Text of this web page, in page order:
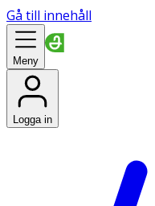
Gå till innehåll
Meny
Logga in